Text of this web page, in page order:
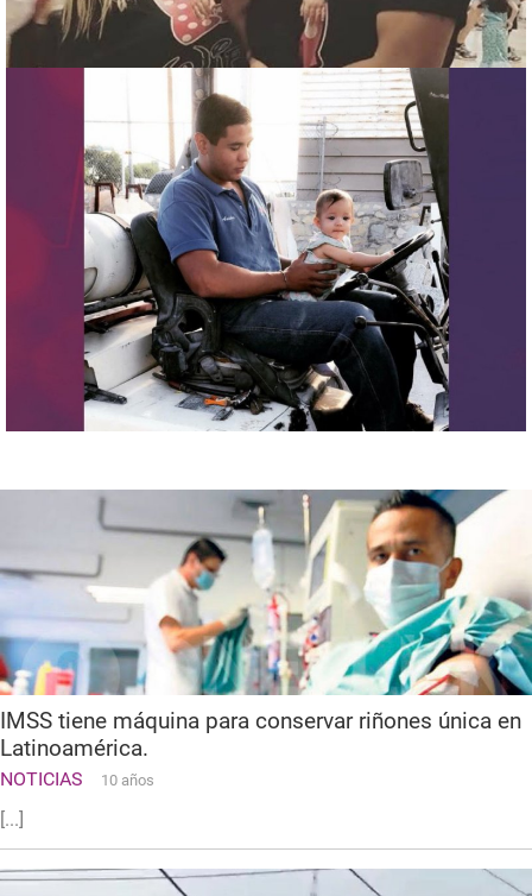
IMSS tiene máquina para conservar riñones única en
Latinoamérica.
NOTICIAS 10 años
[...]